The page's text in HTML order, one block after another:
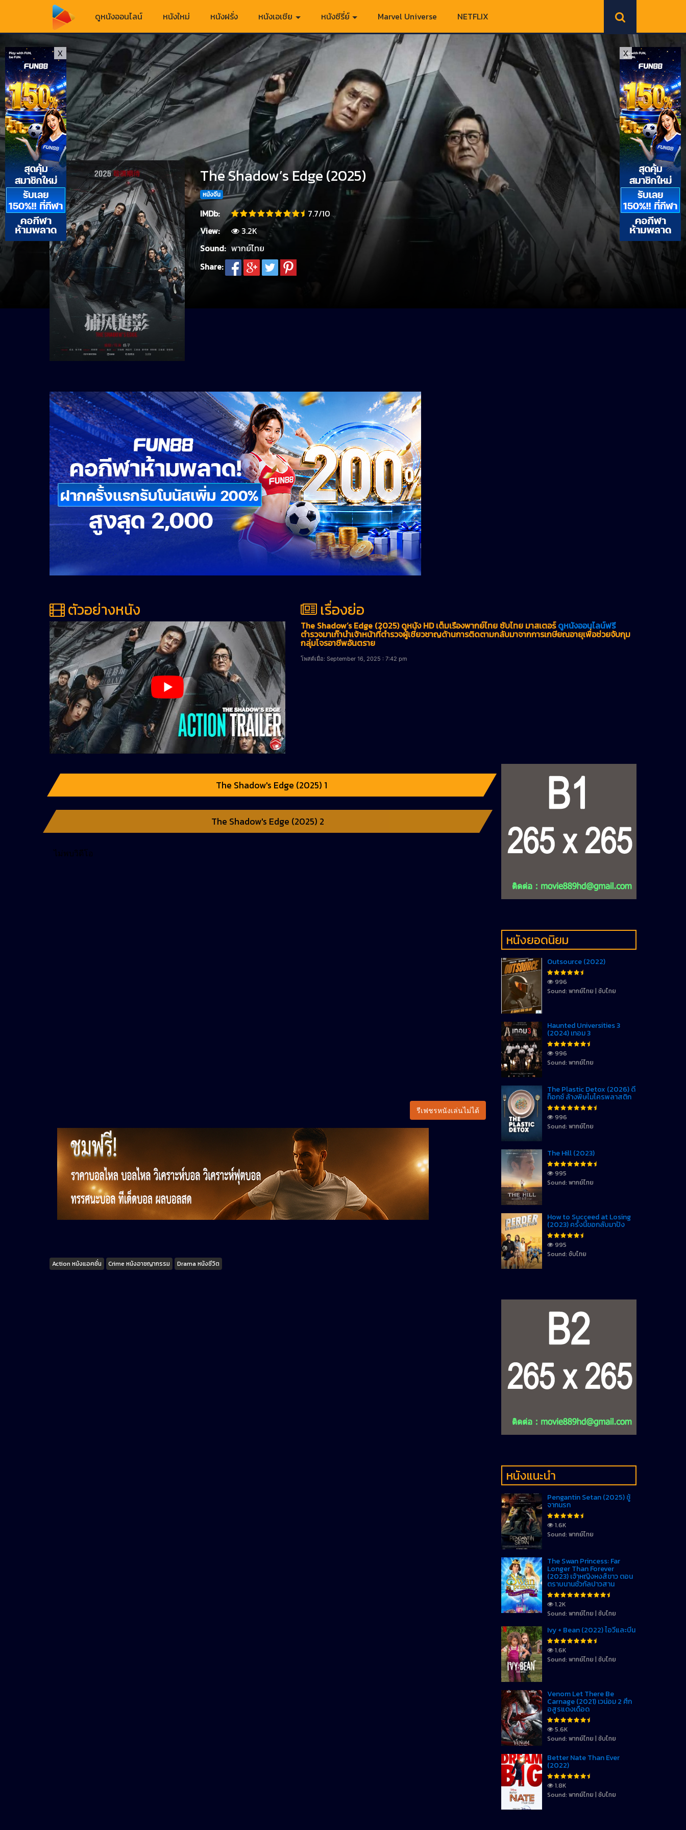
ดูหนังออนไลน์ หนังใหม่ หนังฝรั่ง หนังเอเชีย หนังซีรี่ย์ Marvel Universe NETFLIX
The Shadow’s Edge (2025)
หนังจีน
IMDb:
7.7/10
View:
3.2K
Sound: พากย์ไทย
Share:
ตัวอย่างหนัง เรื่องย่อ
The Shadow’s Edge (2025) ดูหนัง HD เต็มเรื่องพากย์ไทย ซับไทย มาสเตอร์ดูหนังออนไลน์ฟรี
ตำรวจมาเก๊านำเจ้าหน้าที่ตำรวจผู้เชี่ยวชาญด้านการติดตามกลับมาจากการเกษียณอายุเพื่อช่วยจับกุม
กลุ่มโจรอาชีพอันตราย
โพสต์เมื่อ: September 16, 2025 : 7:42 pm
The Shadow's Edge (2025) 1
The Shadow's Edge (2025) 2
รีเฟชรหนังเล่นไม่ได้
Tags
Action หนังแอคชั่น Crime หนังอาชญากรรม Drama หนังชีวิต
หนังยอดนิยม
Outsource (2022)
996
Sound: พากย์ไทย | ซับไทย
Haunted Universities 3
(2024) เทอม 3
996
Sound: พากย์ไทย
The Plastic Detox (2026) ดี
ท็อกซ์ ล้างพิษไมโครพลาสติก
996
Sound: พากย์ไทย
The Hill (2023)
995
Sound: พากย์ไทย
How to Succeed at Losing
(2023) ครั้งนี้ขอกลับมาปัง
995
Sound: ซับไทย
หนังแนะนำ
Pengantin Setan (2025) ชู้
จากนรก
1.6K
Sound: พากย์ไทย
The Swan Princess: Far
Longer Than Forever
(2023) เจ้าหญิงหงส์ขาว ตอน
ตราบนานชั่วกัลปาวสาน
1.2K
Sound: พากย์ไทย | ซับไทย
Ivy + Bean (2022) ไอวี่และบีน
1.6K
Sound: พากย์ไทย | ซับไทย
Venom Let There Be
Carnage (2021) เวน่อม 2 ศึก
อสูรแดงเดือด
5.6K
Sound: พากย์ไทย | ซับไทย
Better Nate Than Ever
(2022)
1.8K
Sound: พากย์ไทย | ซับไทย
X X